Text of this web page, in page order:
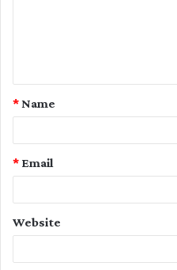
Name
*
Email
*
Website